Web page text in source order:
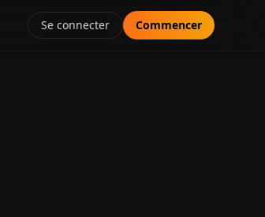
Se connecter Commencer